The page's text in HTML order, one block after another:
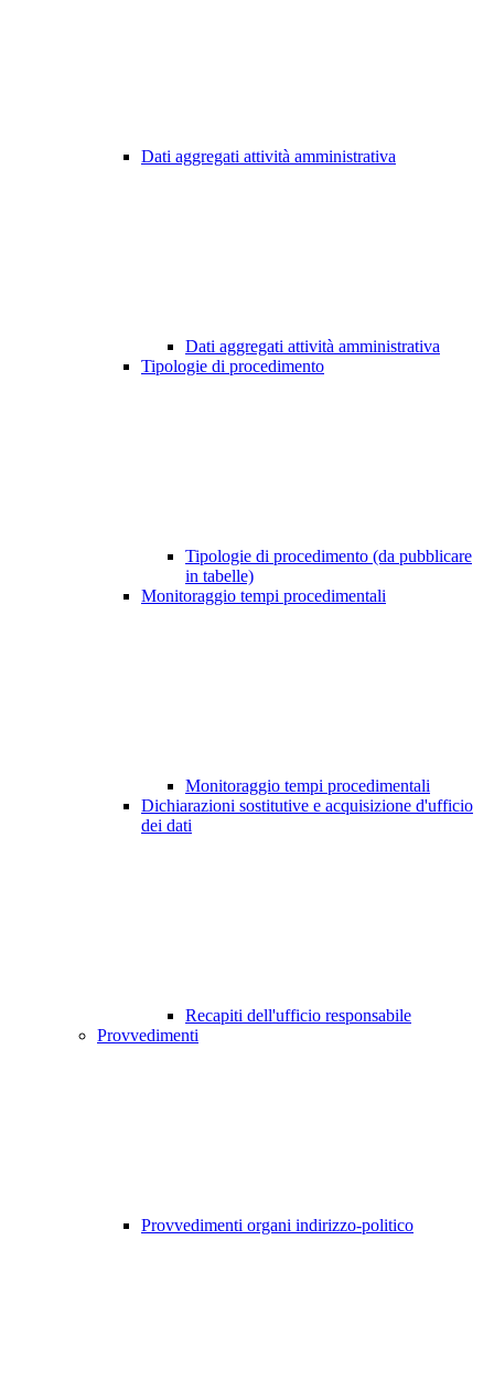
Dati aggregati attività amministrativa
Dati aggregati attività amministrativa
Tipologie di procedimento
Tipologie di procedimento (da pubblicare
in tabelle)
Monitoraggio tempi procedimentali
Monitoraggio tempi procedimentali
Dichiarazioni sostitutive e acquisizione d'ufficio
dei dati
Recapiti dell'ufficio responsabile
Provvedimenti
Provvedimenti organi indirizzo-politico